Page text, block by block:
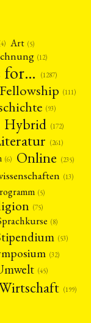
Art (5)
(12)
for… (1287)
Fellowship (111)
(93)
Hybrid (172)
(261)
(6) Online (235)
(13)
(5)
(75)
(8)
(53)
(32)
(45)
(199)